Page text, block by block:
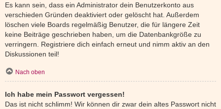
Es kann sein, dass ein Administrator dein Benutzerkonto aus
verschieden Gründen deaktiviert oder gelöscht hat. Außerdem
löschen viele Boards regelmäßig Benutzer, die für längere Zeit
keine Beiträge geschrieben haben, um die Datenbankgröße zu
verringern. Registriere dich einfach erneut und nimm aktiv an den
Diskussionen teil!
Nach oben
Ich habe mein Passwort vergessen!
Das ist nicht schlimm! Wir können dir zwar dein altes Passwort nicht